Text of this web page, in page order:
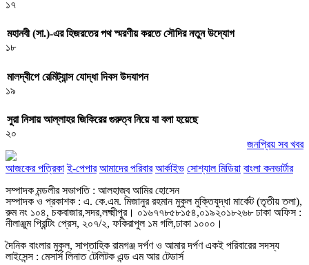
১৭
মহানবী (সা.)-এর হিজরতের পথ স্মরণীয় করতে সৌদির নতুন উদ্যোগ
১৮
মালদ্বীপে রেমিট্যান্স যোদ্ধা দিবস উদযাপন
১৯
সুরা নিসায় আল্লাহর জিকিরের গুরুত্ব নিয়ে যা বলা হয়েছে
২০
জনপ্রিয় সব খবর
আজকের পত্রিকা ই-পেপার আমাদের পরিবার আর্কাইভ সোশ্যাল মিডিয়া বাংলা কনভার্টার
সম্পাদক মন্ডলীর সভাপতি : আলহাজ্ব আমির হোসেন
সম্পাদক ও প্রকাশক : এ. কে.এম. মিজানুর রহমান মুকুল মুক্তিযুদ্ধা মার্কেট (তৃতীয় তলা),
রুম নং ১০৪, চকবাজার,সদর,লক্ষ্মীপুর। ০১৬৭৭৮৫৮১৫৪,০১৯২০১৮২৬৮ ঢাকা অফিস :
নীলাঞ্জুম প্রিন্টিং প্রেস, ২০৭/২, ফকিরাপুল ১ম গলি,ঢাকা ১০০০।
দৈনিক বাংলার মুকুল, সাপ্তাহিক রামগঞ্জ দর্পণ ও আমার দর্পণ একই পরিবারের সদস্য
লাইসেন্স : মেসার্স লিনাত টেলিটক এন্ড এম আর টেডার্স